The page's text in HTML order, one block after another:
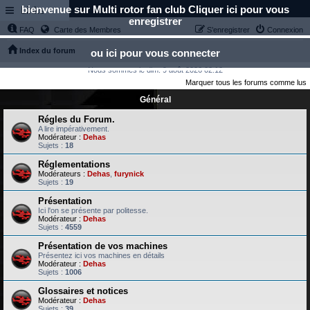
bienvenue sur Multi rotor fan club Cliquer ici pour vous
enregistrer
ou ici pour vous connecter
Links
FAQ Carte des Membres Connexion
S’enregistrer
Index du forum
Nous sommes le dim. 9 août 2026 02:12
Marquer tous les forums comme lus
Général
Régles du Forum.
A lire impérativement.
Modérateur : Dehas
Sujets : 18
Réglementations
Modérateurs : Dehas furynick
Sujets : 19
Présentation
Ici l'on se présente par politesse.
Modérateur : Dehas
Sujets : 4559
Présentation de vos machines
Présentez ici vos machines en détails
Modérateur : Dehas
Sujets : 1006
Glossaires et notices
Modérateur : Dehas